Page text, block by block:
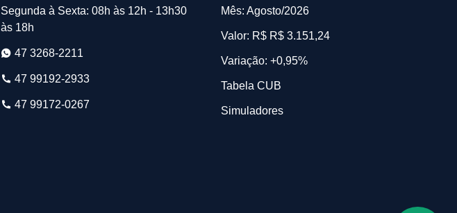
Segunda à Sexta: 08h às 12h - 13h30
às 18h
47 3268-2211
47 99192-2933
47 99172-0267
Mês: Agosto/2026
Valor: R$ R$ 3.151,24
Variação: +0,95%
Tabela CUB
Simuladores